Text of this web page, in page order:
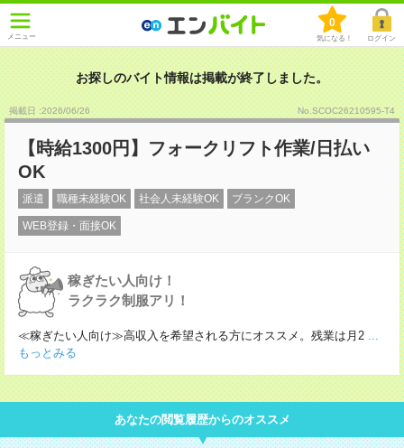
メニュー
0
気になる！ ログイン
お探しのバイト情報は掲載が終了しました。
掲載日 :2026/06/26 No.SCOC26210595-T4
【時給1300円】フォークリフト作業/日払い
OK
派遣 職種未経験OK 社会人未経験OK ブランクOK
WEB登録・面接OK
稼ぎたい人向け！
ラクラク制服アリ！
≪稼ぎたい人向け≫高収入を希望される方にオススメ。残業は月2 ...
もっとみる
あなたの閲覧履歴からのオススメ